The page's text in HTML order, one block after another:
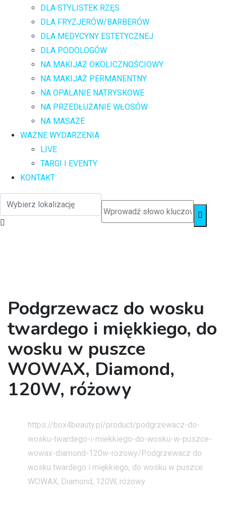
DLA STYLISTEK RZĘS
DLA FRYZJERÓW/BARBERÓW
DLA MEDYCYNY ESTETYCZNEJ
DLA PODOLOGÓW
NA MAKIJAŻ OKOLICZNOŚCIOWY
NA MAKIJAŻ PERMANENTNY
NA OPALANIE NATRYSKOWE
NA PRZEDŁUŻANIE WŁOSÓW
NA MASAŻE
WAŻNE WYDARZENIA
LIVE
TARGI I EVENTY
KONTAKT
Podgrzewacz do wosku
twardego i miękkiego, do
wosku w puszce
WOWAX, Diamond,
120W, różowy
https://box4beauty.pl/product/podgrzewacz-do-
wosku-twardego-i-miekkiego-do-wosku-w-puszce-
wowax-diamond-120w-rozowy/Podgrzewacz do
wosku twardego i miękkiego, do wosku w puszce
WOWAX, Diamond, 120W, różowy